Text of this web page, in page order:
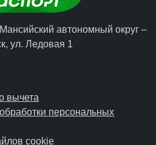
автономный округ –
, ул. Ледовая 1
вычета
персональных
cookie